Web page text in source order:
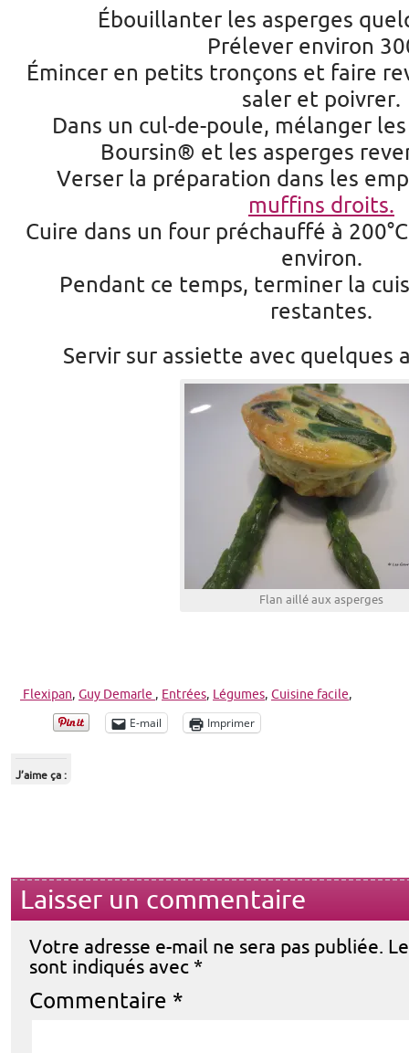
Ébouillanter les asperges
Prélever environ
Émincer en petits tronçons et faire
saler et poivrer.
Dans un cul-de-poule, mélanger
Boursin® et les asperges
Verser la préparation dans les
muffins droits.
Cuire dans un four préchauffé à
environ.
Pendant ce temps, terminer la
restantes.
Servir sur assiette avec quelques
Flan aillé aux asperges
Flexipan, Guy Demarle , Entrées, Légumes, Cuisine facile,
E-mail Imprimer
J’aime ça :
Laisser un commentaire
Votre adresse e-mail ne sera pas publiée.
sont indiqués avec *
Commentaire *